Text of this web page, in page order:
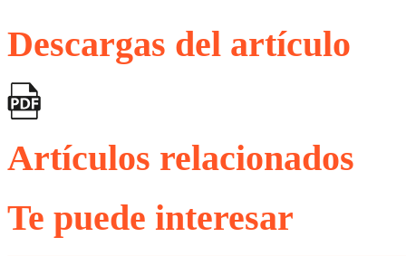
Descargas del artículo
Artículos relacionados
Te puede interesar